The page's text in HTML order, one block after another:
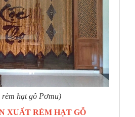
rèm hạt gỗ Pơmu)
XUẤT RÈM HẠT GỖ